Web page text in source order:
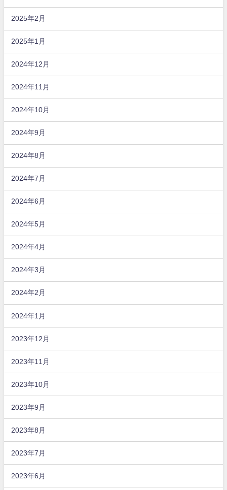
2025年2月
2025年1月
2024年12月
2024年11月
2024年10月
2024年9月
2024年8月
2024年7月
2024年6月
2024年5月
2024年4月
2024年3月
2024年2月
2024年1月
2023年12月
2023年11月
2023年10月
2023年9月
2023年8月
2023年7月
2023年6月